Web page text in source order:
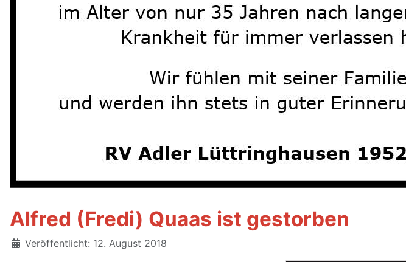
Alfred (Fredi) Quaas ist gestorben
Details
Veröffentlicht: 12. August 2018